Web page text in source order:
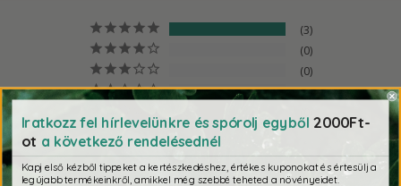
3
0
0
0
Iratkozz fel hírlevelünkre és spórolj egyből 2000Ft-
ot a következő rendelésednél
Kapj első kézből tippeket a kertészkedéshez, értékes kuponokat és értesülj a
legújabb termékeinkről, amikkel még szebbé teheted a növényeidet.